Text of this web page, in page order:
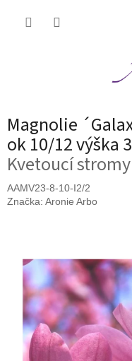
Magnolie
ok 10/12 výška
Kvetoucí stromy
AAMV23-8-10-I2/2
Značka: Aronie Arbo